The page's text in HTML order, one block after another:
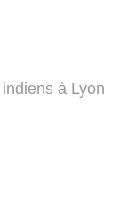
à Lyon